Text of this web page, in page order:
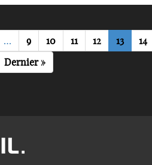
… Page
9 Page
10 Page
11 Page
12
Page
13
14
Dernière
page
Dernier »